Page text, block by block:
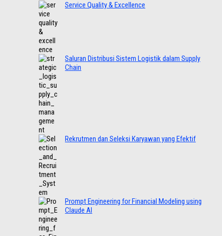
Service Quality & Excellence
Saluran Distribusi Sistem Logistik dalam Supply
Chain
Rekrutmen dan Seleksi Karyawan yang Efektif
Prompt Engineering for Financial Modeling using
Claude AI